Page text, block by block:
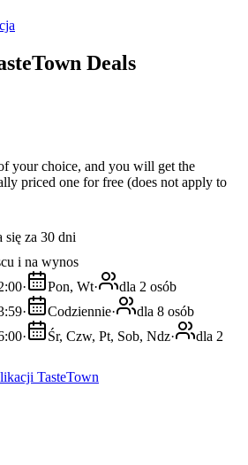
Deals
your choice, and you will get the
priced one for free (does not apply to
się za 30 dni
i na wynos
· Pon, Wt·
dla 2 osób
· Codziennie·
dla 8 osób
· Śr, Czw, Pt, Sob, Ndz·
dla 2
TasteTown